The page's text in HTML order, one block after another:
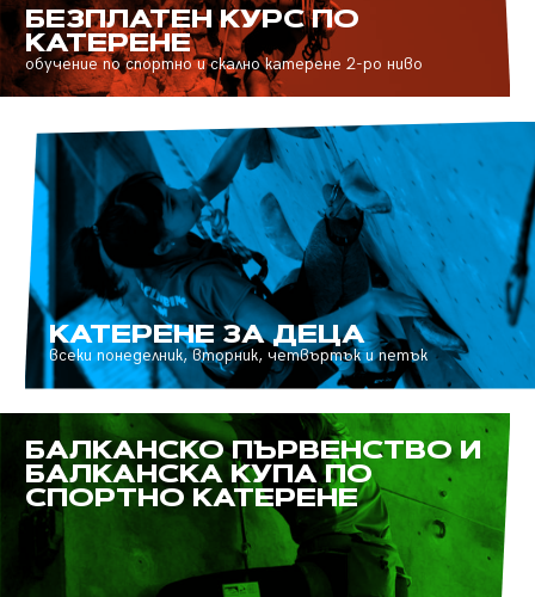
БЕЗПЛАТЕН КУРС ПО
КАТЕРЕНЕ
обучение по спортно и скално катерене 2-ро ниво
КАТЕРЕНЕ ЗА ДЕЦА
всеки понеделник, вторник, четвъртък и петък
БАЛКАНСКО ПЪРВЕНСТВО И
БАЛКАНСКА КУПА ПО
СПОРТНО КАТЕРЕНЕ